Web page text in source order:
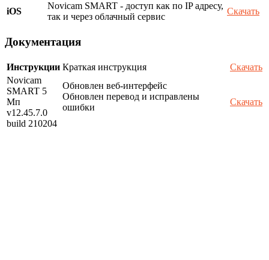
iOS
Novicam SMART - доступ как по IP адресу,
так и через облачный сервис
Скачать
Документация
Инструкции Краткая инструкция
Скачать
Novicam
SMART 5
Мп
v12.45.7.0
build 210204
Обновлен веб-интерфейс
Обновлен перевод и исправлены
ошибки
Скачать